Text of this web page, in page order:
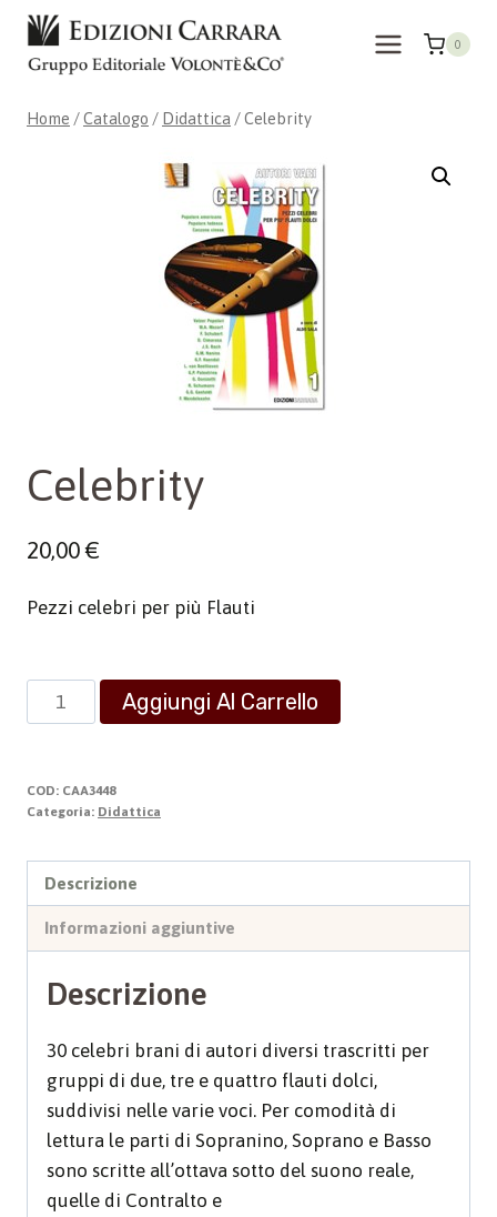
Salta
contenuto
0
Home /Catalogo / Didattica /Celebrity
Celebrity
20,00€
Pezzi celebri per più Flauti
Celebrity
quantità
Aggiungi Al Carrello
COD: CAA3448
Categoria: Didattica
Descrizione
Informazioni aggiuntive
Descrizione
30 celebri brani di autori diversi trascritti per
gruppi di due, tre e quattro flauti dolci,
suddivisi nelle varie voci. Per comodità di
lettura le parti di Sopranino, Soprano e Basso
sono scritte all’ottava sotto del suono reale,
quelle di Contralto e